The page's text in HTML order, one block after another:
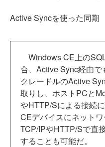
Active Syncを使った同期
Windows CE上の
合、Active Sync経由で
クレードルのActive
取りし、ホストPCと
やHTTP/Sによる接続
CEデバイスにネットワ
TCP/IPやHTTP/Sで直
することも可能だ。